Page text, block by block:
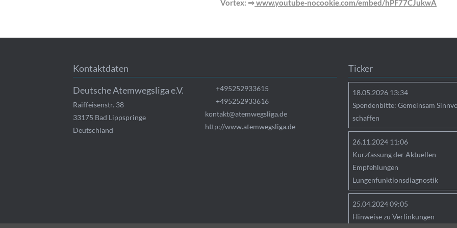
Vortex: ⇒www.youtube-nocookie.com/embed/hPF77CJukwA
Kontaktdaten
Deutsche Atemwegsliga e.V.
Raiffeisenstr. 38
33175 Bad Lippspringe
Deutschland
+495252933615
+495252933616
kontakt@atemwegsliga.de
http://www.atemwegsliga.de
Ticker
18.05.2026 13:34
Spendenbitte: Gemeinsam
schaffen
26.11.2024 11:06
Kurzfassung der Aktuellen
Empfehlungen
Lungenfunktionsdiagnostik
25.04.2024 09:05
Hinweise zu Verlinkungen